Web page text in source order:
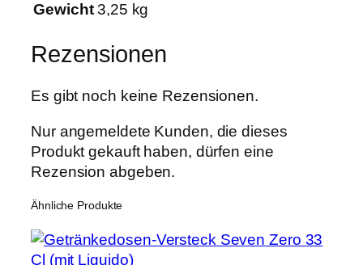
M
n
e
Gewicht 3,25 kg
Rezensionen
Es gibt noch keine Rezensionen.
Nur angemeldete Kunden, die dieses
Produkt gekauft haben, dürfen eine
Rezension abgeben.
Ähnliche Produkte